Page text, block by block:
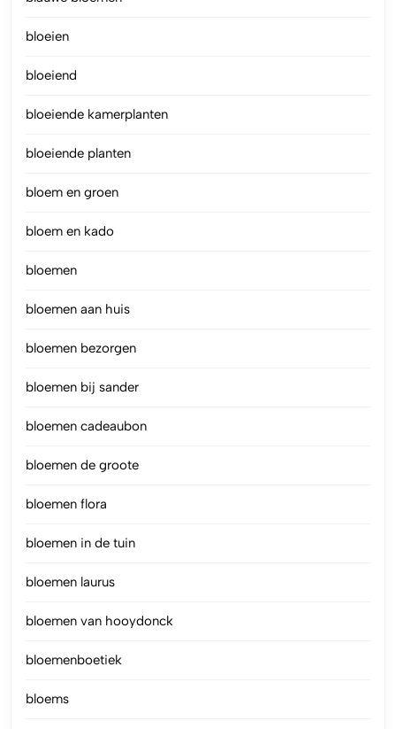
bloeien
bloeiend
bloeiende kamerplanten
bloeiende planten
bloem en groen
bloem en kado
bloemen
bloemen aan huis
bloemen bezorgen
bloemen bij sander
bloemen cadeaubon
bloemen de groote
bloemen flora
bloemen in de tuin
bloemen laurus
bloemen van hooydonck
bloemenboetiek
bloems